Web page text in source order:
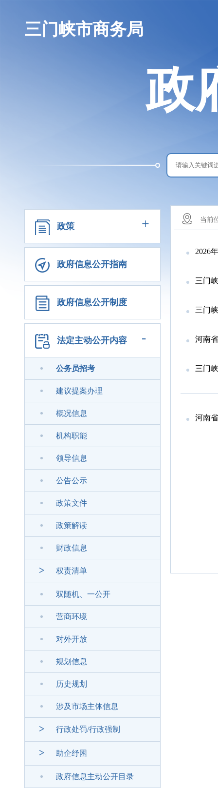
三门峡市商务局
政
政策 +
政府信息公开指南
政府信息公开制度
法定主动公开内容 -
公务员招考
建议提案办理
概况信息
机构职能
领导信息
公告公示
政策文件
政策解读
财政信息
> 权责清单
双随机、一公开
营商环境
对外开放
规划信息
历史规划
涉及市场主体信息
> 行政处罚/行政强制
> 助企纾困
政府信息主动公开目录
当前
2026
三门
三门
河南
三门
河南